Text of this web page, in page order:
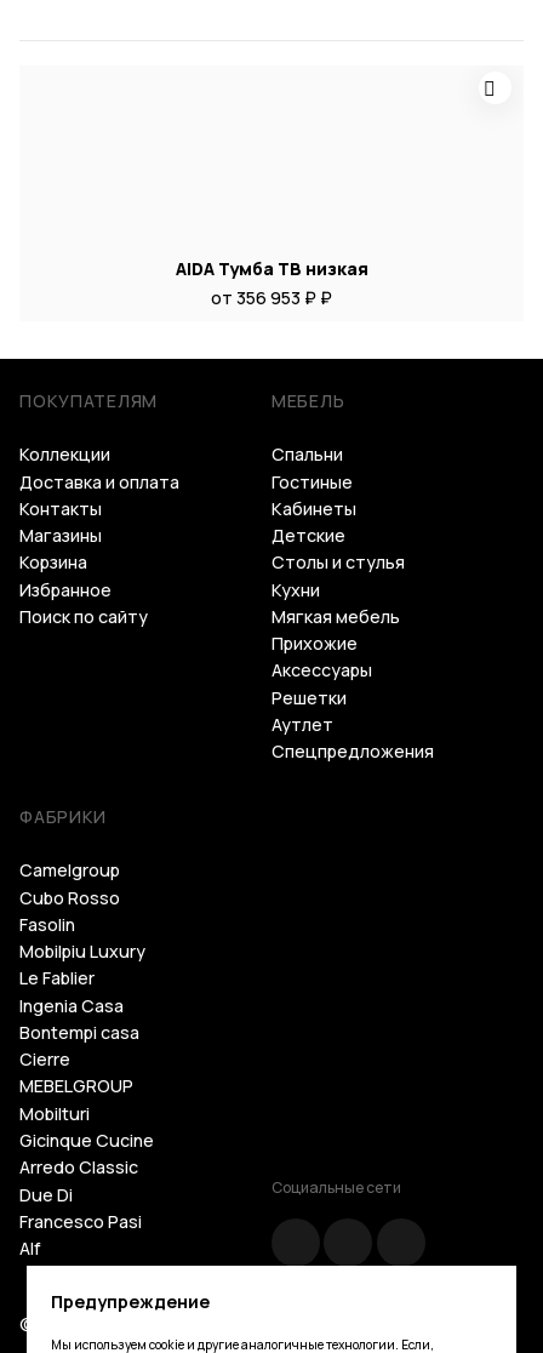
AIDA Тумба ТВ низкая
от 356 953 ₽ ₽
ПОКУПАТЕЛЯМ
Коллекции
Доставка и оплата
Контакты
Магазины
Корзина
Избранное
Поиск по сайту
МЕБЕЛЬ
Спальни
Гостиные
Кабинеты
Детские
Столы и стулья
Кухни
Мягкая мебель
Прихожие
Аксессуары
Решетки
Аутлет
Спецпредложения
ФАБРИКИ
Camelgroup
Cubo Rosso
Fasolin
Mobilpiu Luxury
Le Fablier
Ingenia Casa
Bontempi casa
Cierre
MEBELGROUP
Mobilturi
Gicinque Cucine
Arredo Classic
Due Di
Francesco Pasi
Alf
Tosconova
Giorgio Casa
Социальные сети
© Mebelgroup.com 2026. Все права защищены
Предупреждение
Мы используем cookie и другие аналогичные технологии. Если,